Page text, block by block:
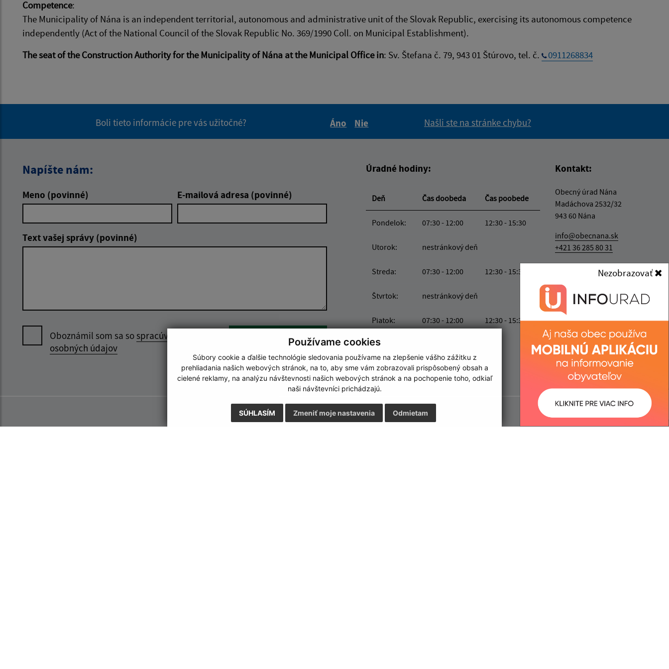
Používame cookies
Súbory cookie a ďalšie technológie sledovania používame na zlepšenie vášho zážitku z
prehliadania našich webových stránok, na to, aby sme vám zobrazovali prispôsobený obsah a
cielené reklamy, na analýzu návštevnosti našich webových stránok a na pochopenie toho, odkiaľ
naši návštevníci prichádzajú.
SÚHLASÍM Odmietam
Zmeniť moje nastavenia
Nezobrazovať
Competence:
The Municipality of Nána is an independent territorial, autonomous and administrative unit of the Slovak Republic, exercising its autonomous competence
independently (Act of the National Council of the Slovak Republic No. 369/1990 Coll. on Municipal Establishment).
The seat of the Construction Authority for the Municipality of Nána at the Municipal Office in: Sv. Štefana č. 79, 943 01 Štúrovo, tel. č. 0911268834
Boli tieto informácie pre vás užitočné?
Áno
Nie
Našli ste na stránke chybu?
Napíšte nám:
Meno (povinné) E-mailová adresa (povinné)
Text vašej správy (povinné)
Oboznámil som sa sospracúvaním
osobných údajov
Google reCaptcha Response
Odoslať správu
Úradné hodiny:
Deň Čas doobeda Čas poobede
Pondelok: 07:30 - 12:00 12:30 - 15:30
Utorok: nestránkový deň
Streda: 07:30 - 12:00 12:30 - 15:30
Štvrtok: nestránkový deň
Piatok: 07:30 - 12:00 12:30 - 15:30
Kontakt:
Obecný úrad Nána
Madáchova 2532/32
943 60 Nána
info@obecnana.sk
+421 36 285 80 31
IČO: 00800279